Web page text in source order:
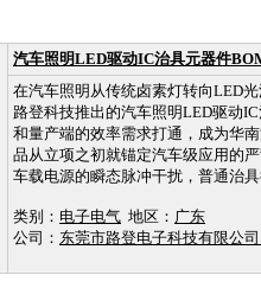
汽车照明LED驱动IC治具元器件
在汽车照明从传统卤素灯转向LED
路登科技推出的汽车照明LED驱动
和量产端的效率需求打通，成为华
品从立项之初就锚定汽车级应用的
车载电源的瞬态脉冲干扰，普通治
类别： 电子电气 地区： 广东
公司： 东莞市路登电子科技有限公